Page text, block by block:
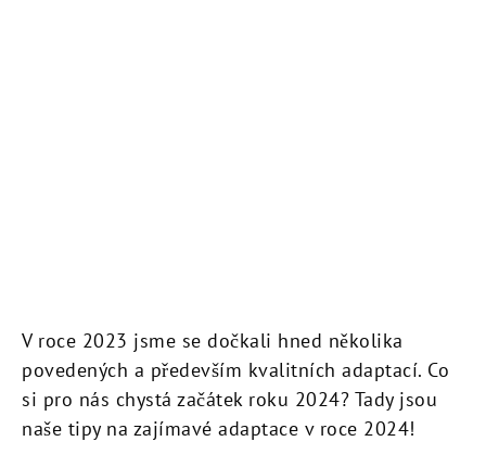
V roce 2023 jsme se dočkali hned několika
povedených a především kvalitních adaptací. Co
si pro nás chystá začátek roku 2024? Tady jsou
naše tipy na zajímavé adaptace v roce 2024!